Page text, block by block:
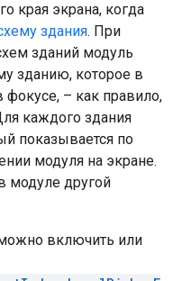
края экрана, когда
здания. При
зданий модуль
зданию, которое в
фокусе, – как правило,
каждого здания
показывается по
модуля на экране.
модуле другой
включить или